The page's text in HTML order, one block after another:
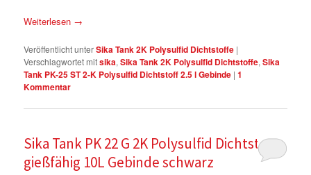
Weiterlesen →
Veröffentlicht unterSika Tank 2K Polysulfid Dichtstoffe |
Verschlagwortet mitsika,Sika Tank 2K Polysulfid Dichtstoffe,Sika
Tank PK-25 ST 2-K Polysulfid Dichtstoff 2.5 l Gebinde |1
Kommentar
Sika Tank PK 22 G 2K Polysulfid Dichtstoff
gießfähig 10L Gebinde schwarz